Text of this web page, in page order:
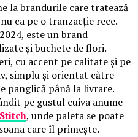
la brandurile care tratează
ca pe o tranzacție rece.
este un brand
și buchete de flori.
cu accent pe calitate și pe
simplu și orientat către
panglică până la livrare.
pe gustul cuiva anume
, unde paleta se poate
care îl primește.